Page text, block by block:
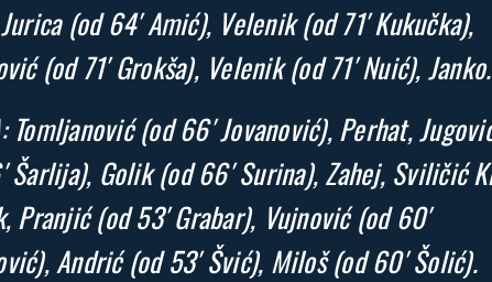
(od 64′ Amić), Velenik (od 71′ Kukučka),
(od 71′ Grokša), Velenik (od 71′ Nuić), Janko.
Tomljanović (od 66′ Jovanović), Perhat,
Šarlija), Golik (od 66′ Surina), Zahej, Sviličić
Pranjić (od 53′ Grabar), Vujnović (od 60′
Andrić (od 53′ Švić), Miloš (od 60′ Šolić).